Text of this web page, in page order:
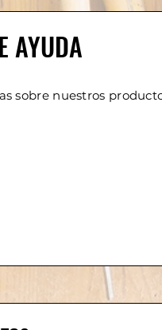
AYUDA
sobre nuestros